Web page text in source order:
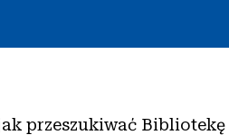
przeszukiwać